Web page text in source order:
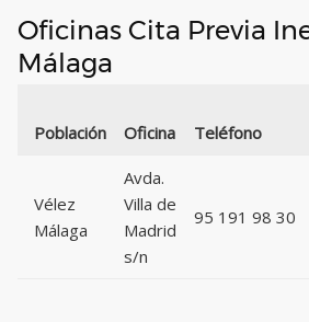
Oficinas Cita Previa
Málaga
Población Oficina Teléfono
Vélez
Málaga
Avda.
Villa de
Madrid
s/n
95 191 98 30